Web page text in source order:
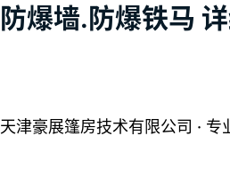
防爆墙.防爆铁马
天津豪展篷房技术有限公司 ·